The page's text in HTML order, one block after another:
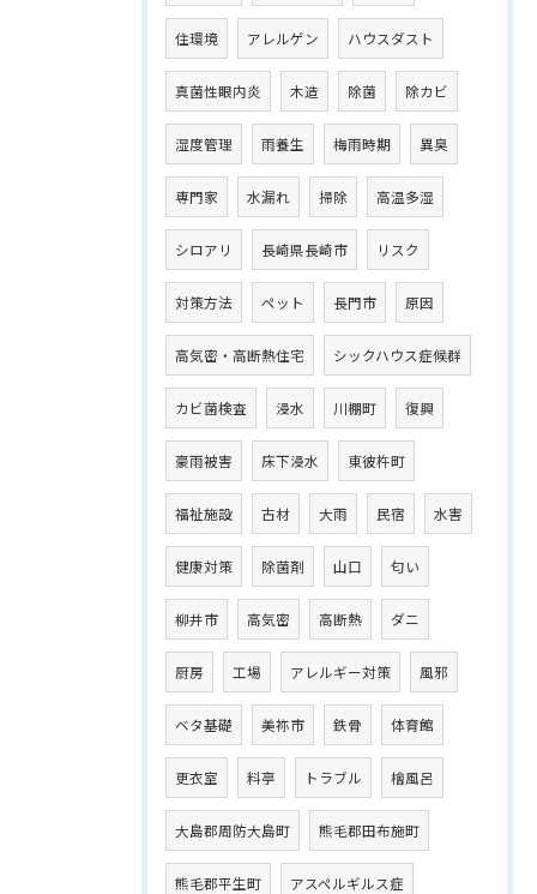
住環境 アレルゲン ハウスダスト
真菌性眼内炎 木造 除菌 除カビ
湿度管理 雨養生 梅雨時期 異臭
専門家 水漏れ 掃除 高温多湿
シロアリ 長崎県長崎市 リスク
対策方法 ペット 長門市 原因
高気密・高断熱住宅 シックハウス症候群
カビ菌検査 浸水 川棚町 復興
豪雨被害 床下浸水 東彼杵町
福祉施設 古材 大雨 民宿 水害
健康対策 除菌剤 山口 匂い
柳井市 高気密 高断熱 ダニ
厨房 工場 アレルギー対策 風邪
ベタ基礎 美祢市 鉄骨 体育館
更衣室 料亭 トラブル 檜風呂
大島郡周防大島町 熊毛郡田布施町
熊毛郡平生町 アスペルギルス症